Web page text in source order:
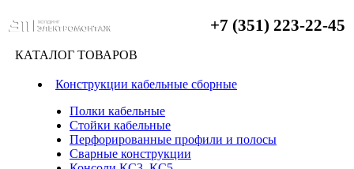
+7 (351) 223-22-45
КАТАЛОГ ТОВАРОВ
Конструкции кабельные сборные
Полки кабельные
Стойки кабельные
Перфорированные профили и полосы
Сварные конструкции